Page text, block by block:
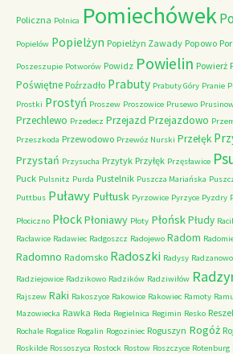
Policzna Polnica Pomiechówek
Popielów Popielżyn Popielżyn Zawady Popowo
Poszeszupie Potworów Powidz Powielin Powierż
Poświętne Poźrzadło Prabuty Prabuty Góry Pranie
Prostki Prostyń Proszew Proszowice Prusewo
Przechlewo Przedecz Przejazd Przejazdowo
Przeszkoda Przewodowo Przewóz Nurski Przełęk
Przystań Przysucha Przytyk Przyłęk Przęsławice
Puck Pulsnitz Purda Pustelnik Puszcza Mariańska
Puttbus Puławy Pułtusk Pyrzowice Pyrzyce Pyzdry
Płociczno PłockPłoniawy Płoty PłońskPłudy
Racławice Radawiec Radgoszcz Radojewo Radom
Radomno Radomsko Radoszki Radysy Radzanowo
Radziejowice Radzikowo Radzików Radziwiłów
Rajszew Raki Rakoszyce Rakowice Rakowiec Ramoty
Mazowiecka Rawka Reda Regielnica Regimin Resko Reszel
Rochale Rogalice Rogalin Rogoziniec Roguszyn Rogóż
Roskilde Rossoszyca Rostock Rostow Roszczyce Rotenburg